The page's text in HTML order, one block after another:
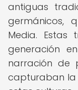
antiguas
germánicos,
Media. Estas
generación
narración de
capturaban la